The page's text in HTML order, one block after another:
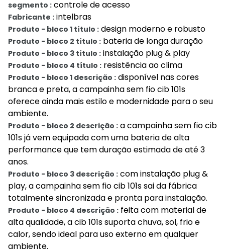
segmento : controle de acesso
Fabricante : intelbras
Produto - bloco 1 título : design moderno e robusto
Produto - bloco 2 título : bateria de longa duração
Produto - bloco 3 título : instalação plug & play
Produto - bloco 4 título : resistência ao clima
Produto - bloco 1 descrição : disponível nas cores
branca e preta, a campainha sem fio cib 101s
oferece ainda mais estilo e modernidade para o seu
ambiente.
Produto - bloco 2 descrição : a campainha sem fio cib
101s já vem equipada com uma bateria de alta
performance que tem duração estimada de até 3
anos.
Produto - bloco 3 descrição : com instalação plug &
play, a campainha sem fio cib 101s sai da fábrica
totalmente sincronizada e pronta para instalação.
Produto - bloco 4 descrição : feita com material de
alta qualidade, a cib 101s suporta chuva, sol, frio e
calor, sendo ideal para uso externo em qualquer
ambiente.